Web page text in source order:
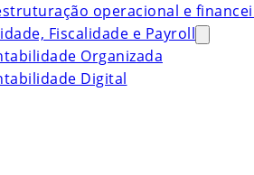
operacional e
Fiscalidade e Payroll
Organizada
Digital